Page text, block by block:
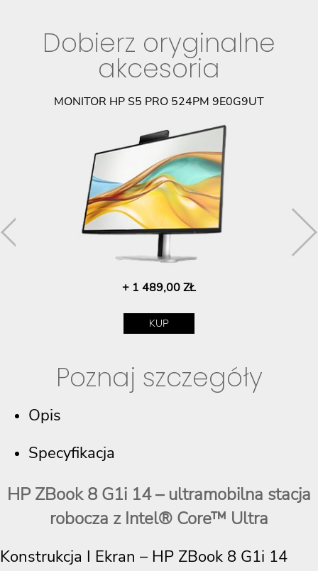
Dobierz oryginalne
akcesoria
MONITOR HP S5 PRO 524PM 9E0G9UT
+ 1 489,00 ZŁ
KUP
Poznaj szczegóły
Opis
Specyfikacja
HP ZBook 8 G1i 14 – ultramobilna stacja
robocza z Intel® Core™ Ultra
Konstrukcja I Ekran – HP ZBook 8 G1i 14